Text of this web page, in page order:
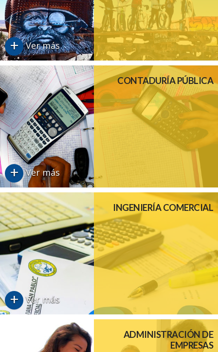
+ Ver más
CONTADURÍA PÚBLICA
+ Ver más
INGENIERÍA COMERCIAL
+ Ver más
ADMINISTRACIÓN DE
EMPRESAS